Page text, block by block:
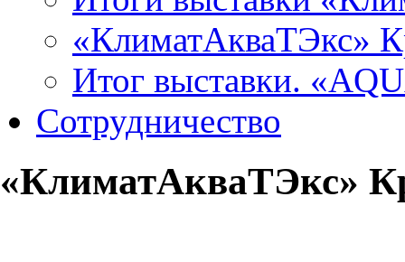
«КлиматАкваТЭкс»
Итог выставки.
Сотрудничество
«КлиматАкваТЭкс»